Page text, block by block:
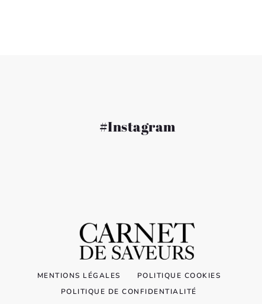
#Instagram
MENTIONS LÉGALES
POLITIQUE COOKIES
POLITIQUE DE CONFIDENTIALITÉ